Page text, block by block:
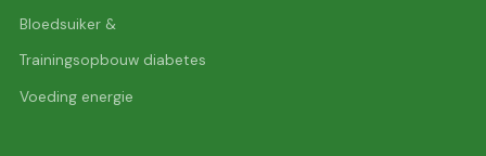
Bloedsuiker &
Trainingsopbouw diabetes
Voeding energie